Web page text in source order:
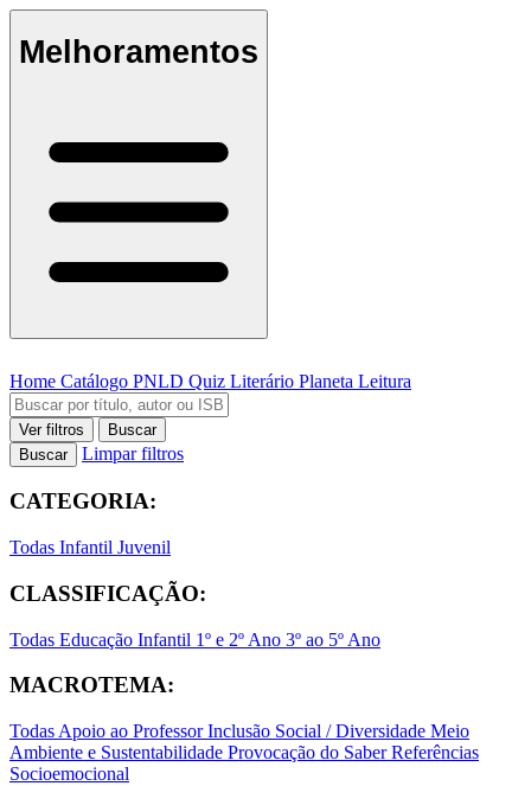
Melhoramentos
Home Catálogo PNLD Quiz Literário Planeta Leitura
Ver filtros
Buscar
Buscar
Limpar filtros
CATEGORIA:
Todas Infantil Juvenil
CLASSIFICAÇÃO:
Todas Educação Infantil 1º e 2º Ano 3º ao 5º Ano
MACROTEMA:
Todas Apoio ao ProfessorInclusão Social / Diversidade Meio
Ambiente e Sustentabilidade Provocação do SaberReferências
Socioemocional